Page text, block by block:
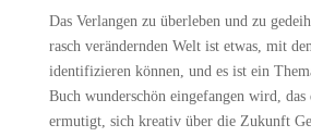
Das Verlangen zu überleben und zu
rasch verändernden Welt ist etwas, mit
identifizieren können, und es ist ein
Buch wunderschön eingefangen wird, das
ermutigt, sich kreativ über die Zukunft